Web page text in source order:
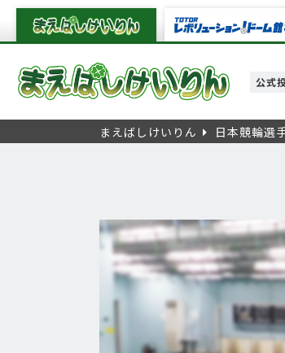
公式
まえばしけいりん 日本競輪選